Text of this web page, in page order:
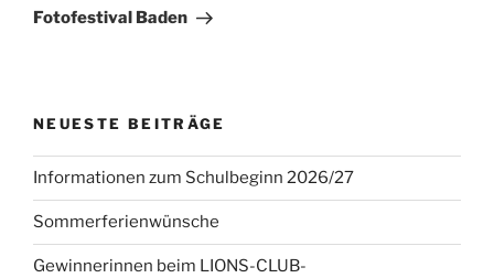
Beitrag
Fotofestival Baden
NEUESTE BEITRÄGE
Informationen zum Schulbeginn 2026/27
Sommerferienwünsche
Gewinnerinnen beim LIONS-CLUB-